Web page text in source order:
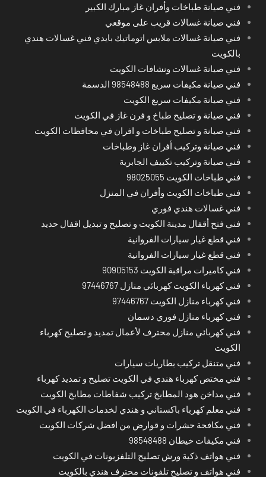
فني صيانة طباخات وأفران غاز مبارك الكبير
فني صيانة غسالات قريب على موقعي
فني صيانة غسالات ملابس اتوماتيك بايدي فني غسالات هندي
بالكويت
فني صيانة غسالات ونشافات الكويت
فني صيانة مكيفات سريع 98548488 الدسمة
فني صيانة مكيفات سريع الكويت
فني صيانة و تصليح طباخ و فرن غاز في الكويت
فني صيانة و تصليح طباخات و افران في محافظات الكويت
فني صيانة وتركيب أفران غاز وطباخات
فني صيانة وتركيب تكييف الجابرية
فني طباخات الكويت 98025055
فني طباخات الكويت وأفران في المنزل
فني غسالات هندي فوري
فني فتح أقفال مدينة الكويت و تصليح و تبديل اقفال حديد
فني قطع غيار سيارات الفروانية
فني قطع غيار سيارات الفروانية
فني كاميرات مراقبة الكويت 90905153
فني كهرباء الكويت كهربائي منازل 97446767
فني كهرباء منازل الكويت 97446767
فني كهرباء منازل فوري دسمان
فني كهربائي منازل محترف لأعمال تمديد و تصليح كهرباء
الكويت
فني متنقل تركيب بطاريات سيارات
فني مختص كهرباء هندي في الكويت تصليح و تمديد كهرباء
فني مداخن هود المطابخ تركيب شفاطات مطابخ الكويت
فني معلم كهرباء باكستاني و هندي لخدمات الكهرباء في الكويت
فني مكافحة حشرات و قوارض من افضل شركات الكويت
فني مكيفات خيطان 98548488
فني هواتف ذكية ورش تصليح التلفزيونات في الكويت
فني هواتف و تصليح تلفونات محترف هندي بالكويت